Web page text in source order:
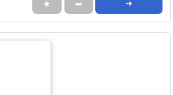
★ ➦ ➜